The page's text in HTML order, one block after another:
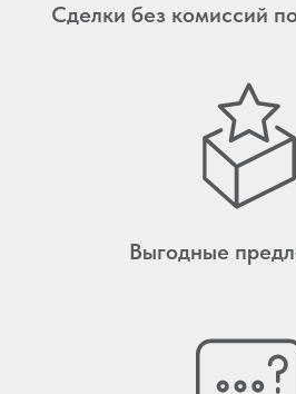
Сделки без комиссий
Выгодные